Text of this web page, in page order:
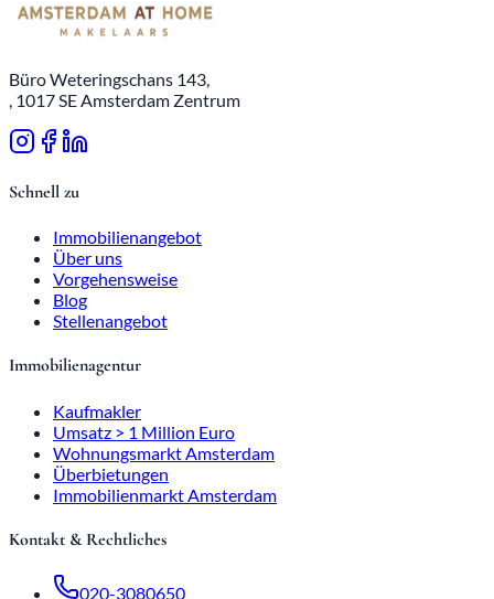
Büro Weteringschans 143,
, 1017 SE Amsterdam Zentrum
Schnell zu
Immobilienangebot
Über uns
Vorgehensweise
Blog
Stellenangebot
Immobilienagentur
Kaufmakler
Umsatz > 1 Million Euro
Wohnungsmarkt Amsterdam
Überbietungen
Immobilienmarkt Amsterdam
Kontakt & Rechtliches
020-3080650